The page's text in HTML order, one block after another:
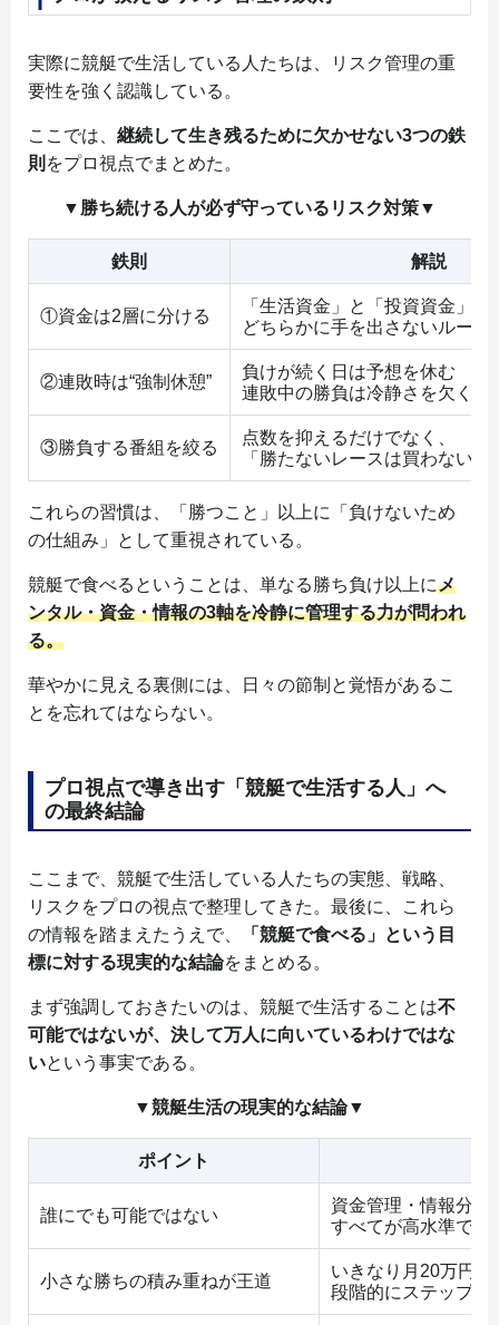
実際に競艇で生活している人たちは、リスク管理の重
要性を強く認識している。
ここでは、 継続して生き残るために欠かせない3つの鉄
則 をプロ視点でまとめた。
▼勝ち続ける人が必ず守っているリスク対策▼
鉄則 解説
①資金は2層に分ける
「生活資金」と「投資資金」を
どちらかに手を出さないルール
②連敗時は“強制休憩”
負けが続く日は予想を休む
連敗中の勝負は冷静さを欠くリ
③勝負する番組を絞る
点数を抑えるだけでなく、
「勝たないレースは買わない
これらの習慣は、「勝つこと」以上に「負けないため
の仕組み」として重視されている。
競艇で食べるということは、単なる勝ち負け以上にメ
ンタル・資金・情報の3軸を冷静に管理する力が問われ
る。
華やかに見える裏側には、日々の節制と覚悟があるこ
とを忘れてはならない。
プロ視点で導き出す「競艇で生活する人」へ
の最終結論
ここまで、競艇で生活している人たちの実態、戦略、
リスクをプロの視点で整理してきた。最後に、これら
の情報を踏まえたうえで、
「競艇で食べる」という目
標に対する現実的な結論をまとめる。
まず強調しておきたいのは、競艇で生活することは不
可能ではないが、決して万人に向いているわけではな
いという事実である。
▼競艇生活の現実的な結論▼
ポイント
誰にでも可能ではない
資金管理・情報分析
すべてが高水準で求
小さな勝ちの積み重ねが王道
いきなり月20万円
段階的にステップア